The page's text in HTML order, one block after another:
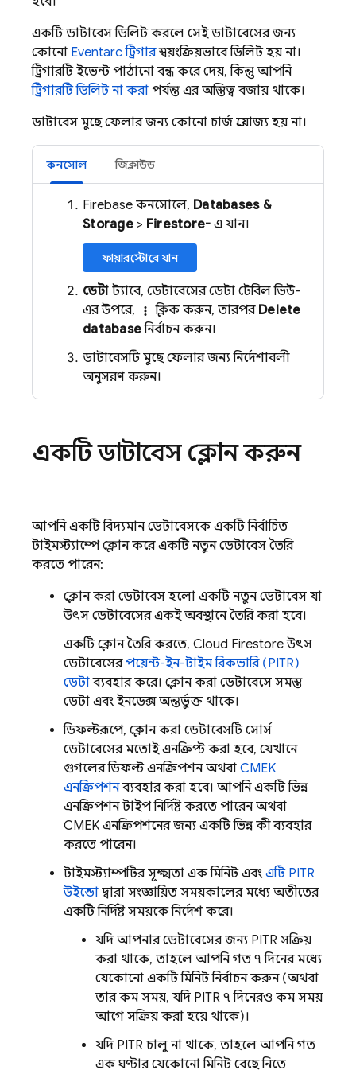
একটি ডাটাবেস ডিলিট করলে সেই ডাটাবেসের জন্য
কোনো Eventarcট্রিগারস্বয়ংক্রিয়ভাবে ডিলিট হয় না।
ট্রিগারটি ইভেন্ট পাঠানো বন্ধ করে দেয়, কিন্তু আপনি
ট্রিগারটি ডিলিট না করা পর্যন্ত এর অস্তিত্ব বজায় থাকে।
ডাটাবেস মুছে ফেলার জন্য কোনো চার্জ প্রযোজ্য হয় না।
কনসোল জিক্লাউড
Firebase কনসোলে, Databases &
Storage> Firestore- এ যান।
ফায়ারস্টোরে যান
ডেটাট্যাবে, ডেটাবেসের ডেটা টেবিল ভিউ-
এর উপরে,
more_vert ক্লিক করুন, তারপর Delete
databaseনির্বাচন করুন।
ডাটাবেসটি মুছে ফেলার জন্য নির্দেশাবলী
অনুসরণ করুন।
একটি ডাটাবেস ক্লোন করুন
আপনি একটি বিদ্যমান ডেটাবেসকে একটি নির্বাচিত
টাইমস্ট্যাম্পে ক্লোন করে একটি নতুন ডেটাবেস তৈরি
করতে পারেন:
ক্লোন করা ডেটাবেস হলো একটি নতুন ডেটাবেস যা
উৎস ডেটাবেসের একই অবস্থানে তৈরি করা হবে।
একটি ক্লোন তৈরি করতে, Cloud Firestoreউৎস
ডেটাবেসেরপয়েন্ট-ইন-টাইম রিকভারি (PITR)
ডেটাব্যবহার করে। ক্লোন করা ডেটাবেসে সমস্ত
ডেটা এবং ইনডেক্স অন্তর্ভুক্ত থাকে।
ডিফল্টরূপে, ক্লোন করা ডেটাবেসটি সোর্স
ডেটাবেসের মতোই এনক্রিপ্ট করা হবে, যেখানে
গুগলের ডিফল্ট এনক্রিপশন অথবা CMEK
এনক্রিপশনব্যবহার করা হবে। আপনি একটি ভিন্ন
এনক্রিপশন টাইপ নির্দিষ্ট করতে পারেন অথবা
CMEK এনক্রিপশনের জন্য একটি ভিন্ন কী ব্যবহার
করতে পারেন।
টাইমস্ট্যাম্পটির সূক্ষ্মতা এক মিনিট এবং এটি PITR
উইন্ডো দ্বারা সংজ্ঞায়িত সময়কালের মধ্যে অতীতের
একটি নির্দিষ্ট সময়কে নির্দেশ করে।
যদি আপনার ডেটাবেসের জন্য PITR সক্রিয়
করা থাকে, তাহলে আপনি গত ৭ দিনের মধ্যে
যেকোনো একটি মিনিট নির্বাচন করুন (অথবা
তার কম সময়, যদি PITR ৭ দিনেরও কম সময়
আগে সক্রিয় করা হয়ে থাকে)।
যদি PITR চালু না থাকে, তাহলে আপনি গত
এক ঘণ্টার যেকোনো মিনিট বেছে নিতে